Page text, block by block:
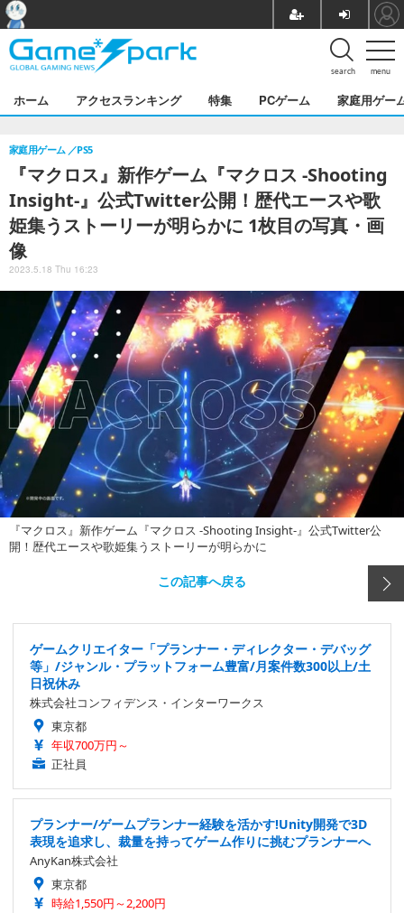
menu
search
ホーム アクセスランキング 特集 PCゲーム 家庭用ゲー
『マクロス』新作ゲーム『マクロス -Shooting
Insight-』公式Twitter公開！歴代エースや歌
姫集うストーリーが明らかに 1枚目の写真・画
像
家庭用ゲーム PS5
2023.5.18 Thu 16:23
『マクロス』新作ゲーム『マクロス -Shooting Insight-』公式Twitter公
開！歴代エースや歌姫集うストーリーが明らかに
この記事へ戻る
ゲームクリエイター「プランナー・ディレクター・デバッグ
等」/ジャンル・プラットフォーム豊富/月案件数300以上/土
日祝休み
株式会社コンフィデンス・インターワークス
東京都
年収700万円～
正社員
プランナー/ゲームプランナー経験を活かす!Unity開発で3D
表現を追求し、裁量を持ってゲーム作りに挑むプランナーへ
AnyKan株式会社
東京都
時給1,550円～2,200円